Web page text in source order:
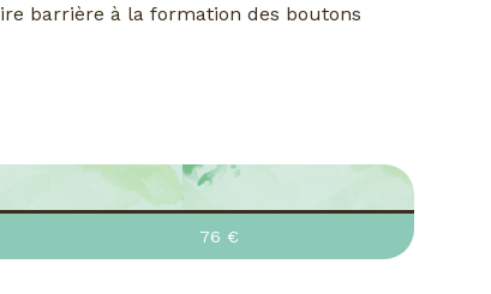
barrière à la formation des boutons
76 €